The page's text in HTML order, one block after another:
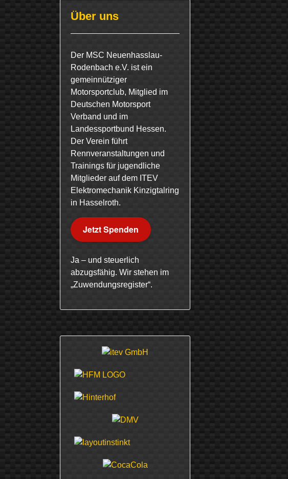
Über uns
Der MSC Neuenhasslau-
Rodenbach e.V. ist ein
gemeinnütziger
Motorsportclub, Mitglied im
Deutschen Motorsport
Verband und im
Landessportbund Hessen.
Der Verein führt
Rennveranstaltungen und
Trainings für jugendliche
Mitglieder auf dem ITEV
Elektromechanik Kinzigtalring
in Hasselroth.
Jetzt Spenden
Ja – und steuerlich
abzugsfähig. Wir stehen im
„Zuwendungsregister“.